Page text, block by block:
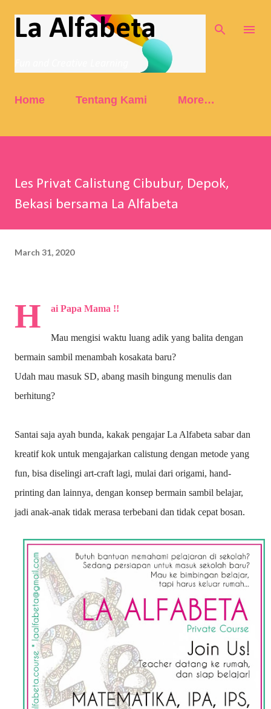
Skip to main content
La Alfabeta
Home Tentang Kami More…
Les Privat Calistung Cibubur, Depok,
Bekasi bersama La Alfabeta
March 31, 2020
H ai Papa Mama !!
Mau mengisi waktu luang adik yang balita dengan
bermain sambil menambah kosakata baru?
Udah mau masuk SD, abang masih bingung menulis dan
berhitung?
Santai saja ayah bunda, kakak pengajar La Alfabeta sabar dan
kreatif kok untuk mengajarkan calistung dengan metode yang
fun, bisa diselingi art-craft lagi, mulai dari origami, hand-
printing dan lainnya, dengan konsep bermain sambil belajar,
jadi anak-anak tidak merasa terbebani dan tidak cepat bosan.